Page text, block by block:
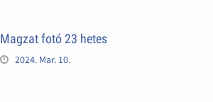
Magzat fotó 23 hetes
2024. Mar. 10.